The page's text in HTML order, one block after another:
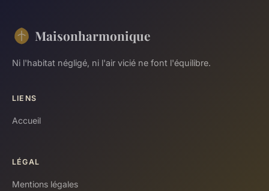
Maisonharmonique
Ni l'habitat négligé, ni l'air vicié ne font l'équilibre.
LIENS
Accueil
LÉGAL
Mentions légales